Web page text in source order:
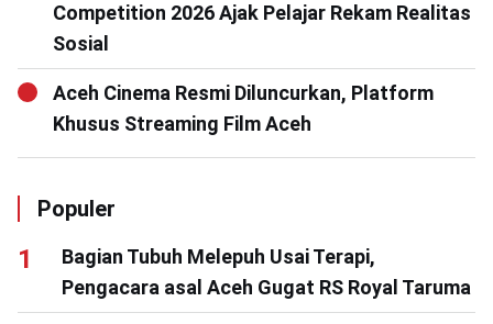
Competition 2026 Ajak Pelajar Rekam Realitas
Sosial
Aceh Cinema Resmi Diluncurkan, Platform
Khusus Streaming Film Aceh
Populer
Bagian Tubuh Melepuh Usai Terapi,
Pengacara asal Aceh Gugat RS Royal Taruma